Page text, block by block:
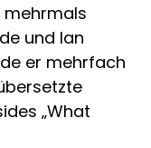
und Ian
er mehrfach
„What